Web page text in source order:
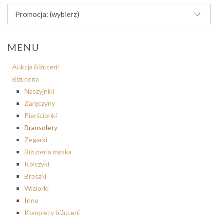
Promocja: (wybierz)
MENU
Aukcja Biżuterii
Biżuteria
Naszyjniki
Zaręczyny
Pierścionki
Bransolety
Zegarki
Biżuteria męska
Kolczyki
Broszki
Wisiorki
Inne
Komplety biżuterii